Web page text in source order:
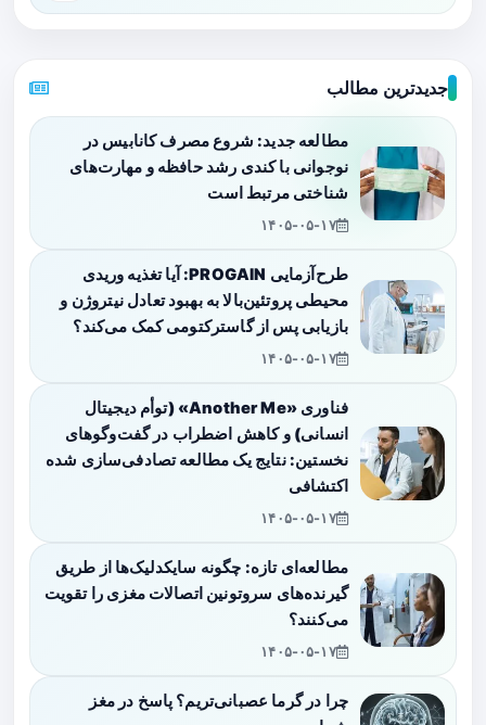
جدیدترین مطالب
مطالعه جدید: شروع مصرف کانابیس در
نوجوانی با کندی رشد حافظه و مهارت‌های
شناختی مرتبط است
۱۴۰۵-۰۵-۱۷
طرح‌آزمایی PROGAIN: آیا تغذیه وریدی
محیطی پروتئین‌بالا به بهبود تعادل نیتروژن و
بازیابی پس از گاسترکتومی کمک می‌کند؟
۱۴۰۵-۰۵-۱۷
فناوری «Another Me» (توأم دیجیتال
انسانی) و کاهش اضطراب در گفت‌وگوهای
نخستین: نتایج یک مطالعه تصادفی‌سازی شده
اکتشافی
۱۴۰۵-۰۵-۱۷
مطالعه‌ای تازه: چگونه سایکدلیک‌ها از طریق
گیرنده‌های سروتونین اتصالات مغزی را تقویت
می‌کنند؟
۱۴۰۵-۰۵-۱۷
چرا در گرما عصبانی‌تریم؟ پاسخ در مغز